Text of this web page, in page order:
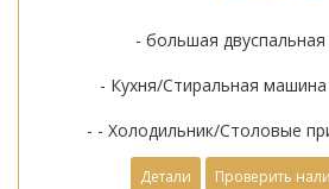
- большая двуспальная
- Кухня/Стиральная
- - Холодильник/Столовые
Детали Проверить